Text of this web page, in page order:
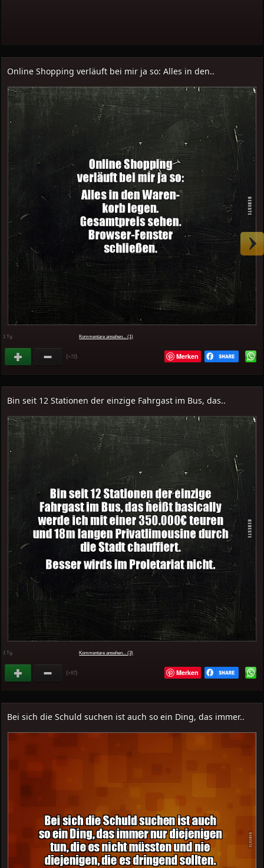
Online Shopping verläuft bei mir ja so: Alles in den..
1 Tg. Kommentare ansehen... (1)
(+72) Merken
Bin seit 12 Stationen der einzige Fahrgast im Bus, das..
1 Tg. Kommentare ansehen... (3)
(+67) Merken
Bei sich die Schuld suchen ist auch so ein Ding, das immer..